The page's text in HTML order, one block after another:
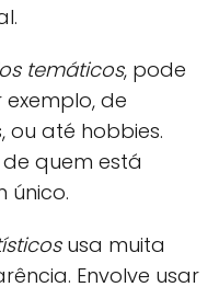
temáticos, pode
de
ou até hobbies.
quem está
único.
usa muita
Envolve usar